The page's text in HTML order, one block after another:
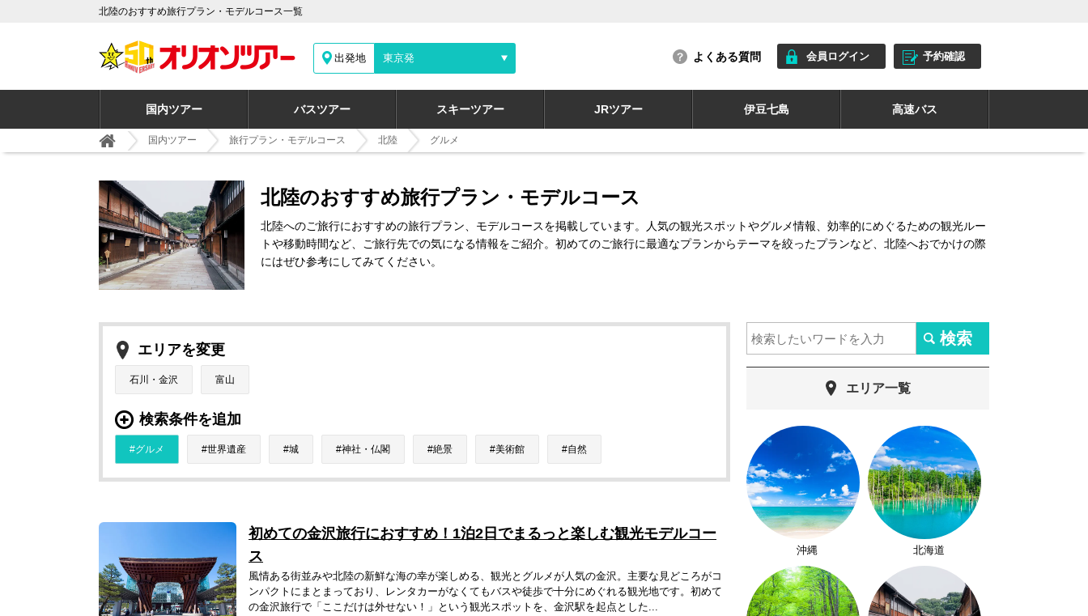
北陸のおすすめ旅行プラン・モデルコース一覧
出発地 東京発 よくある質問 会員ログイン 予約確認
国内ツアー バスツアー スキーツアー JRツアー 伊豆七島 高速バス
国内ツアー 旅行プラン・モデルコース 北陸 グルメ
北陸のおすすめ旅行プラン・モデルコース
北陸へのご旅行におすすめの旅行プラン、モデルコースを掲載しています。人気の観光スポットやグルメ情報、効率的にめぐるための観光ルー
トや移動時間など、ご旅行先での気になる情報をご紹介。初めてのご旅行に最適なプランからテーマを絞ったプランなど、北陸へおでかけの際
にはぜひ参考にしてみてください。
エリアを変更
石川・金沢 富山
検索条件を追加
グルメ 世界遺産 城 神社・仏閣 絶景 美術館 自然
初めての金沢旅行におすすめ！1泊2日でまるっと楽しむ観光モデルコー
ス
風情ある街並みや北陸の新鮮な海の幸が楽しめる、観光とグルメが人気の金沢。主要な見どころがコ
ンパクトにまとまっており、レンタカーがなくてもバスや徒歩で十分にめぐれる観光地です。初めて
の金沢旅行で「ここだけは外せない！」という観光スポットを、金沢駅を起点とした...
エリア一覧
沖縄 北海道